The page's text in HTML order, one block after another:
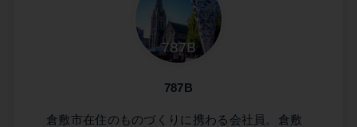
787B
倉敷市在住のものづくりに携わる会社員。倉敷